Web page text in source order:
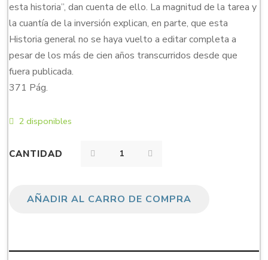
esta historia”, dan cuenta de ello. La magnitud de la tarea y
la cuantía de la inversión explican, en parte, que esta
Historia general no se haya vuelto a editar completa a
pesar de los más de cien años transcurridos desde que
fuera publicada.
371 Pág.
2 disponibles
CANTIDAD
AÑADIR AL CARRO DE COMPRA